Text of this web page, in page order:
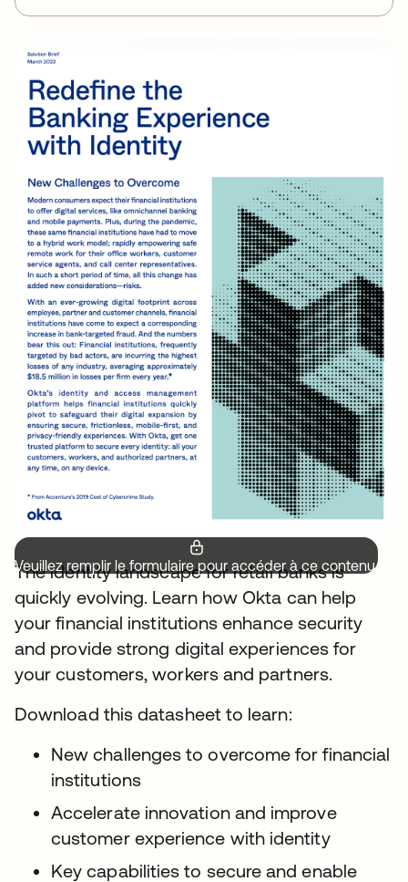
Veuillez remplir le formulaire pour accéder à ce contenu.
The identity landscape for retail banks is
quickly evolving. Learn how Okta can help
your financial institutions enhance security
and provide strong digital experiences for
your customers, workers and partners.
Download this datasheet to learn:
New challenges to overcome for financial
institutions
Accelerate innovation and improve
customer experience with identity
Key capabilities to secure and enable